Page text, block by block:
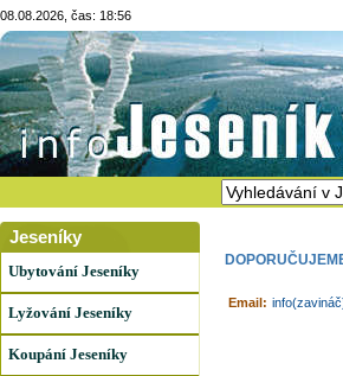
08.08.2026, čas: 18:56
Jeseníky
Ubytování Jeseníky
Lyžování Jeseníky
Koupání Jeseníky
Email: